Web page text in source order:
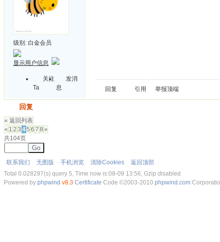
级别: 白金会员
显示用户信息
关注
Ta
发消
息
回复 引用 举报顶端
回复
« 返回列表
« 1 2 3 45 6 7 8 »
共104页
Go
联系我们 无图版 手机浏览 清除Cookies
返回顶部
Total 0.028297(s) query 5, Time now is:08-09 13:56, Gzip disabled
Powered by phpwind v8.3 Certificate Code ©2003-2010 phpwind.com